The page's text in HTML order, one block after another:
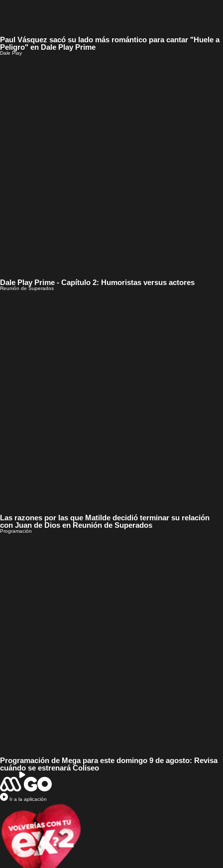
Paul Vásquez sacó su lado más romántico para cantar "Huele a
Peligro" en Dale Play Prime
Dale Play
Dale Play Prime - Capítulo 2: Humoristas versus actores
Reunión de Superados
Las razones por las que Matilde decidió terminar su relación
con Juan de Dios en Reunión de Superados
Programación
Programación de Mega para este domingo 9 de agosto: Revisa
cuándo se estrenará Coliseo
Ir a la aplicación